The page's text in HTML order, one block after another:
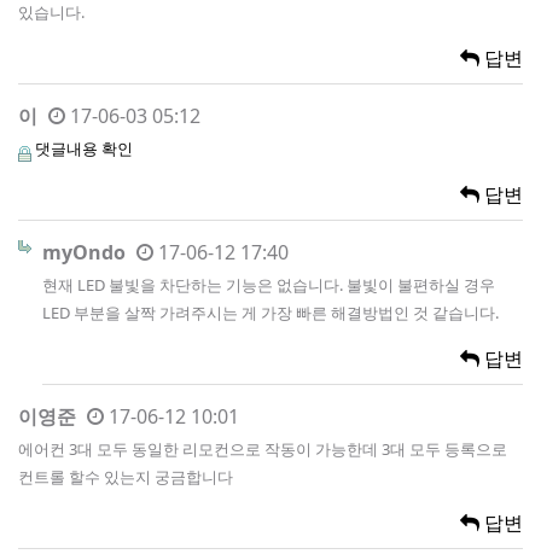
있습니다.
답변
이 17-06-03 05:12
댓글내용 확인
답변
myOndo 17-06-12 17:40
현재 LED 불빛을 차단하는 기능은 없습니다. 불빛이 불편하실 경우
LED 부분을 살짝 가려주시는 게 가장 빠른 해결방법인 것 같습니다.
답변
이영준 17-06-12 10:01
에어컨 3대 모두 동일한 리모컨으로 작동이 가능한데 3대 모두 등록으로
컨트롤 할수 있는지 궁금합니다
답변